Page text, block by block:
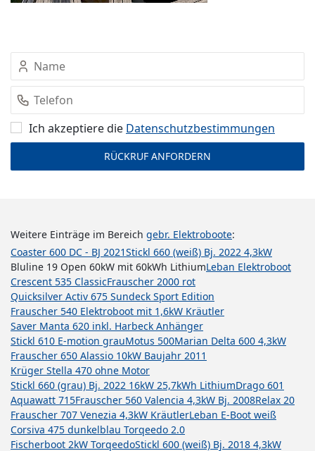
Ich akzeptiere die Datenschutz­bestimmungen
Weitere Einträge im Bereich gebr. Elektroboote:
Coaster 600 DC - BJ 2021Stickl 660 (weiß) Bj. 2022 4,3kW
Bluline 19 Open 60kW mit 60kWh LithiumLeban Elektroboot
Crescent 535 ClassicFrauscher 2000 rot
Quicksilver Activ 675 Sundeck Sport Edition
Frauscher 540 Elektroboot mit 1,6kW Kräutler
Saver Manta 620 inkl. Harbeck Anhänger
Stickl 610 E-motion grauMotus 500Marian Delta 600 4,3kW
Frauscher 650 Alassio 10kW Baujahr 2011
Krüger Stella 470 ohne Motor
Stickl 660 (grau) Bj. 2022 16kW 25,7kWh LithiumDrago 601
Aquawatt 715Frauscher 560 Valencia 4,3kW Bj. 2008Relax 20
Frauscher 707 Venezia 4,3kW KräutlerLeban E-Boot weiß
Corsiva 475 dunkelblau Torqeedo 2.0
Fischerboot 2kW TorqeedoStickl 600 (weiß) Bj. 2018 4,3kW